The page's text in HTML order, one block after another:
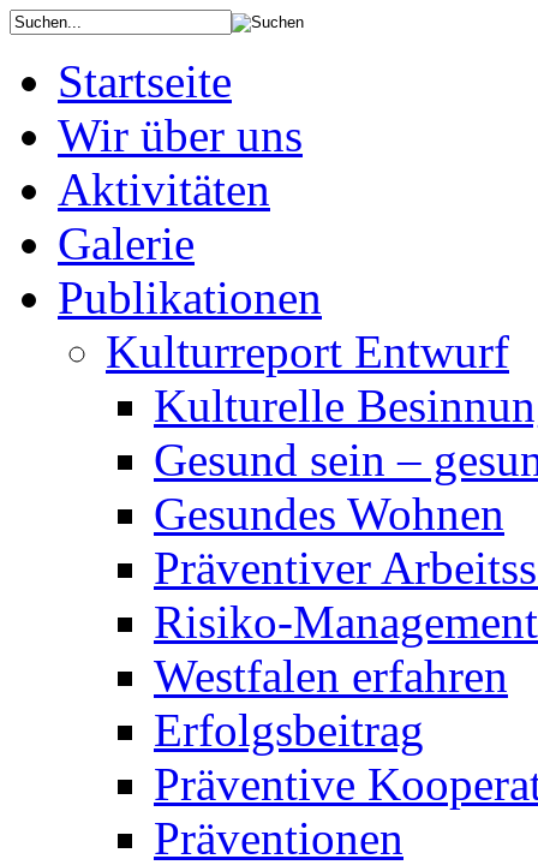
Startseite
Wir über uns
Aktivitäten
Galerie
Publikationen
Kulturreport Entwurf
Kulturelle
Gesund sein –
Gesundes Wohnen
Präventiver
Risiko-Management
Westfalen erfahren
Erfolgsbeitrag
Präventive
Präventionen